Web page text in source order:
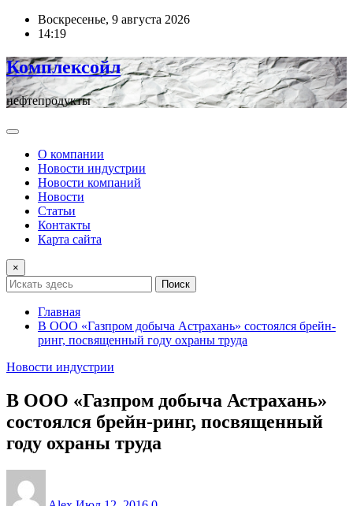
ПерейтиВоскресенье, 9 августа 2026
14:19
Комплексойл
нефтепродукты
О компании
Новости индустрии
Новости компаний
Новости
Статьи
Контакты
Карта сайта
×
Поиск
Главная
В ООО «Газпром добыча Астрахань» состоялся брейн-
ринг, посвященный году охраны труда
Новости индустрии
В ООО «Газпром добыча Астрахань»
состоялся брейн-ринг, посвященный
году охраны труда